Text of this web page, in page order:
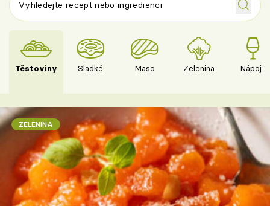
Těstoviny Sladké Maso Zelenina Nápoje
ZELENINA